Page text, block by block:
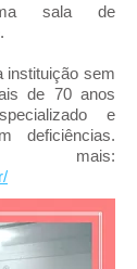
sala de
instituição sem
de 70 anos
e
deficiências.
mais: